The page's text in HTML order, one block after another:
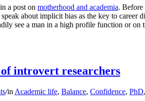
a post on motherhood and academia. Before
speak about implicit bias as the key to career
see a man in a high profile function or
introvert researchers
/in Academic life, Balance, Confidence, PhD,